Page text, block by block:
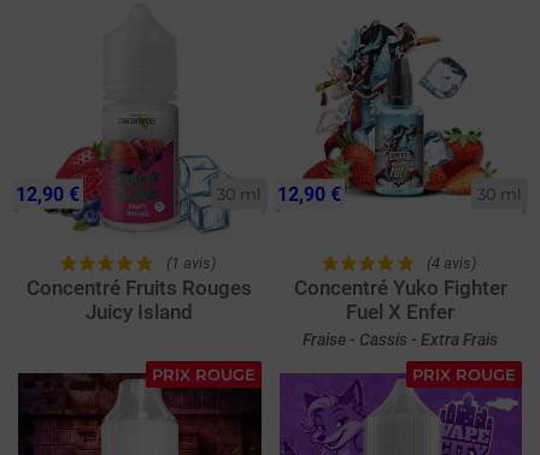
30 ml
(1 avis)
Concentré Fruits Rouges
Juicy Island
12,90 € 30 ml
(4 avis)
Concentré Yuko Fighter
Fuel X Enfer
Fraise - Cassis - Extra Frais
12,90 €
PRIX ROUGE PRIX ROUGE